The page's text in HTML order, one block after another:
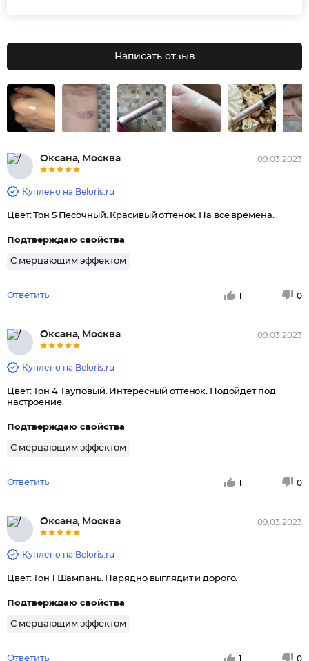
Написать отзыв
Оксана, Москва 09.03.2023
Куплено на Beloris.ru
Цвет: Тон 5 Песочный. Красивый оттенок. На все времена.
Подтверждаю свойства
С мерцающим эффектом
Ответить 1 0
Оксана, Москва 09.03.2023
Куплено на Beloris.ru
Цвет: Тон 4 Тауповый. Интересный оттенок. Подойдёт под
настроение.
Подтверждаю свойства
С мерцающим эффектом
Ответить 1 0
Оксана, Москва 09.03.2023
Куплено на Beloris.ru
Цвет: Тон 1 Шампань. Нарядно выглядит и дорого.
Подтверждаю свойства
С мерцающим эффектом
Ответить 1 0